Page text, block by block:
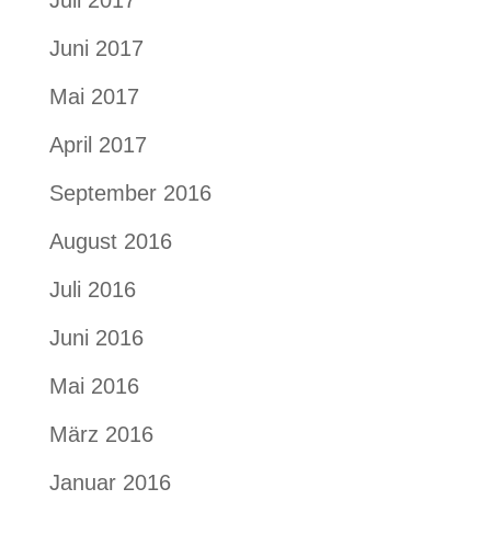
Juni 2017
Mai 2017
April 2017
September 2016
August 2016
Juli 2016
Juni 2016
Mai 2016
März 2016
Januar 2016